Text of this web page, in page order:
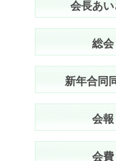
会長あ
総会
新年合同
会報
会費